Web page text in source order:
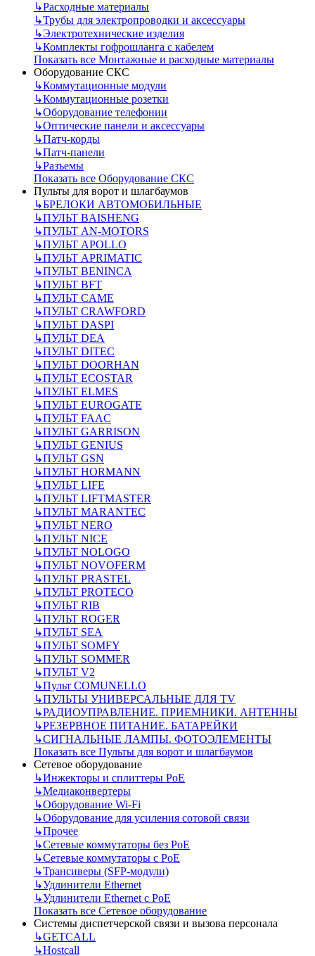
↳Расходные материалы
↳Трубы для электропроводки и аксессуары
↳Электротехнические изделия
↳Комплекты гофрошланга с кабелем
Показать все Монтажные и расходные материалы
Оборудование СКС
↳Коммутационные модули
↳Коммутационные розетки
↳Оборудование телефонии
↳Оптические панели и аксессуары
↳Патч-корды
↳Патч-панели
↳Разъемы
Показать все Оборудование СКС
Пульты для ворот и шлагбаумов
↳БРЕЛОКИ АВТОМОБИЛЬНЫЕ
↳ПУЛЬТ BAISHENG
↳ПУЛЬТ AN-MOTORS
↳ПУЛЬТ APOLLO
↳ПУЛЬТ APRIMATIC
↳ПУЛЬТ BENINCA
↳ПУЛЬТ BFT
↳ПУЛЬТ CAME
↳ПУЛЬТ CRAWFORD
↳ПУЛЬТ DASPI
↳ПУЛЬТ DEA
↳ПУЛЬТ DITEC
↳ПУЛЬТ DOORHAN
↳ПУЛЬТ ECOSTAR
↳ПУЛЬТ ELMES
↳ПУЛЬТ EUROGATE
↳ПУЛЬТ FAAC
↳ПУЛЬТ GARRISON
↳ПУЛЬТ GENIUS
↳ПУЛЬТ GSN
↳ПУЛЬТ HORMANN
↳ПУЛЬТ LIFE
↳ПУЛЬТ LIFTMASTER
↳ПУЛЬТ MARANTEC
↳ПУЛЬТ NERO
↳ПУЛЬТ NICE
↳ПУЛЬТ NOLOGO
↳ПУЛЬТ NOVOFERM
↳ПУЛЬТ PRASTEL
↳ПУЛЬТ PROTECO
↳ПУЛЬТ RIB
↳ПУЛЬТ ROGER
↳ПУЛЬТ SEA
↳ПУЛЬТ SOMFY
↳ПУЛЬТ SOMMER
↳ПУЛЬТ V2
↳Пульт СOMUNELLO
↳ПУЛЬТЫ УНИВЕРСАЛЬНЫЕ ДЛЯ TV
↳РАДИОУПРАВЛЕНИЕ. ПРИЕМНИКИ. АНТЕННЫ
↳РЕЗЕРВНОЕ ПИТАНИЕ. БАТАРЕЙКИ
↳СИГНАЛЬНЫЕ ЛАМПЫ. ФОТОЭЛЕМЕНТЫ
Показать все Пульты для ворот и шлагбаумов
Сетевое оборудование
↳Инжекторы и сплиттеры РоЕ
↳Медиаконвертеры
↳Оборудование Wi-Fi
↳Оборудование для усиления сотовой связи
↳Прочее
↳Сетевые коммутаторы без РоЕ
↳Сетевые коммутаторы с РоЕ
↳Трансиверы (SFP-модули)
↳Удлинители Ethernet
↳Удлинители Ethernet с PoE
Показать все Сетевое оборудование
Системы диспетчерской связи и вызова персонала
↳GETCALL
↳Hostcall